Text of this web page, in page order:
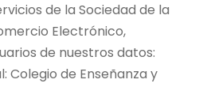
de la Sociedad de la
Electrónico,
de nuestros datos:
Colegio de Enseñanza y